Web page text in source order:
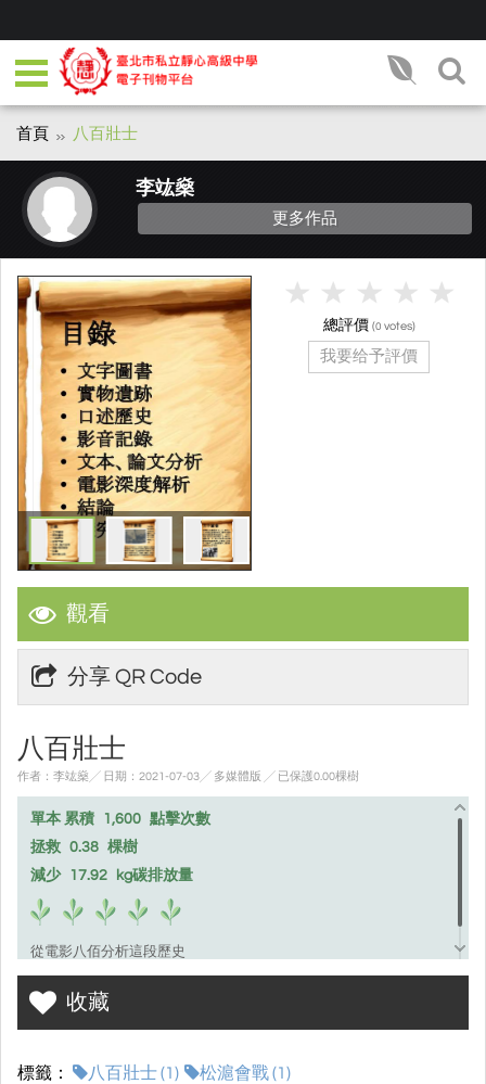
首頁 八百壯士
李竑燊
更多作品
觀看
分享 QR Code
八百壯士
作者：李竑燊╱ 日期：2021-07-03╱ 多媒體版 ╱ 已保護0.00棵樹
單本 累積 1,600 點擊次數
拯救 0.38 棵樹
減少
17.92 kg碳排放量
從電影八佰分析這段歷史
收藏
標籤： 八百壯士 (1)
松滬會戰 (1)
總評價 (0 votes)
我要给予評價